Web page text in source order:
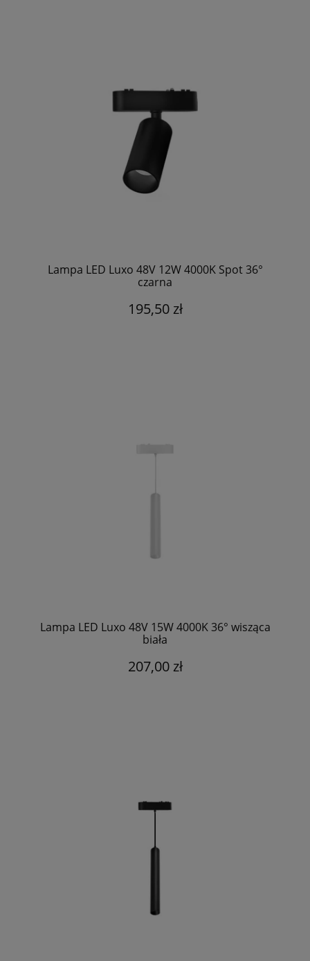
Lampa LED Luxo 48V 12W 4000K Spot 36°
czarna
195,50 zł
Lampa LED Luxo 48V 15W 4000K 36° wisząca
biała
207,00 zł